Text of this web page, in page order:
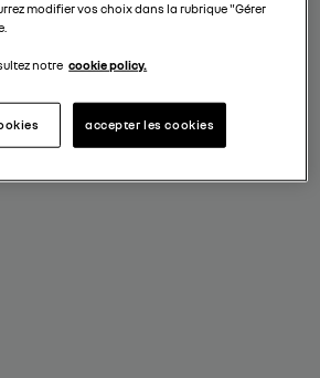
plus avantageuse, des solutions de
votre projet d’achat.
vos coordonnées
modifier vos choix dans la rubrique "Gérer
notre cookie policy.
accepter les cookies